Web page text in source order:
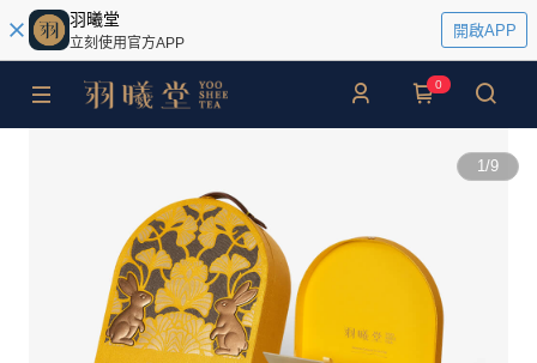
羽曦堂
立刻使用官方APP
開啟APP
0
1/9